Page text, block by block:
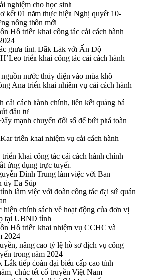
nghiệm cho học sinh
kết 01 năm thực hiện Nghị quyết 10-
nông thôn mới
Hồ triển khai công tác cải cách hành
giữa tỉnh Đắk Lắk với Ấn Độ
triển khai công tác cải cách hành
nước thủy điện vào mùa khô
Ana triển khai nhiệm vụ cải cách hành
cải cách hành chính, liên kết quảng bá
đầu tư
mạnh chuyển đổi số để bứt phá toàn
triển khai nhiệm vụ cải cách hành
khai công tác cải cách hành chính
ứng dụng trực tuyến
Đình Trung làm việc với Ban
ủy Ea Súp
làm việc với đoàn công tác đại sứ quán
hiện chính sách về hoạt động của đơn vị
tại UBND tỉnh
Hồ triển khai nhiệm vụ CCHC và
2024
nâng cao tỷ lệ hồ sơ dịch vụ công
trong năm 2024
tiếp đoàn đại biểu cấp cao tỉnh
chúc tết cổ truyền Việt Nam